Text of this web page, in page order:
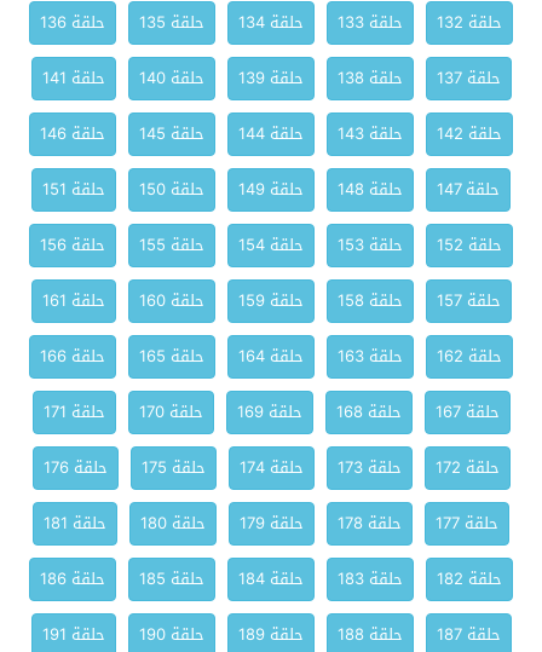
حلقة 132 حلقة 133 حلقة 134 حلقة 135
حلقة 136
حلقة 137
حلقة 138 حلقة 139 حلقة 140
حلقة 141
حلقة 142
حلقة 143 حلقة 144 حلقة 145
حلقة 146
حلقة 147
حلقة 148 حلقة 149 حلقة 150
حلقة 151
حلقة 152
حلقة 153 حلقة 154 حلقة 155
حلقة 156
حلقة 157
حلقة 158 حلقة 159 حلقة 160
حلقة 161
حلقة 162
حلقة 163 حلقة 164 حلقة 165
حلقة 166
حلقة 167
حلقة 168 حلقة 169 حلقة 170
حلقة 171
حلقة 172
حلقة 173 حلقة 174 حلقة 175
حلقة 176
حلقة 177
حلقة 178 حلقة 179 حلقة 180
حلقة 181
حلقة 182
حلقة 183 حلقة 184 حلقة 185
حلقة 186
حلقة 187
حلقة 188 حلقة 189 حلقة 190
حلقة 191